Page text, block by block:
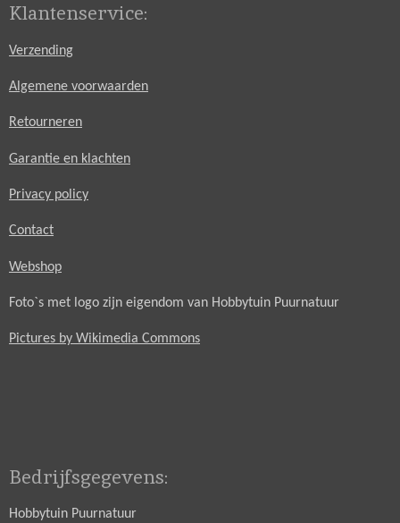
Klantenservice:
Verzending
Algemene voorwaarden
Retourneren
Garantie en klachten
Privacy policy
Contact
Webshop
Foto`s met logo zijn eigendom van Hobbytuin Puurnatuur
Pictures by Wikimedia Commons
Bedrijfsgegevens:
Hobbytuin Puurnatuur